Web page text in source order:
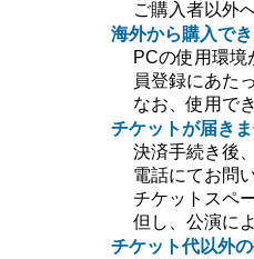
ご購入者以外
海外から購入で
PCの使用環
員登録にあた
なお、使用で
チケットが届き
決済手続き後
電話にてお問
チケットスペ
但し、公演に
チケット代以外